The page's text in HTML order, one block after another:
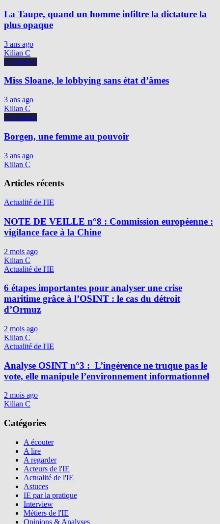
La Taupe, quand un homme infiltre la dictature la
plus opaque
3 ans ago
Kilian C
A regarder
Miss Sloane, le lobbying sans état d’âmes
3 ans ago
Kilian C
A regarder
Borgen, une femme au pouvoir
3 ans ago
Kilian C
Articles récents
Actualité de l'IE
NOTE DE VEILLE n°8 : Commission européenne :
vigilance face à la Chine
2 mois ago
Kilian C
Actualité de l'IE
6 étapes importantes pour analyser une crise
maritime grâce à l’OSINT : le cas du détroit
d’Ormuz
2 mois ago
Kilian C
Actualité de l'IE
Analyse OSINT n°3 : L’ingérence ne truque pas le
vote, elle manipule l’environnement informationnel
2 mois ago
Kilian C
Catégories
A écouter
A lire
A regarder
Acteurs de l'IE
Actualité de l'IE
Astuces
IE par la pratique
Interview
Métiers de l'IE
Opinions & Analyses